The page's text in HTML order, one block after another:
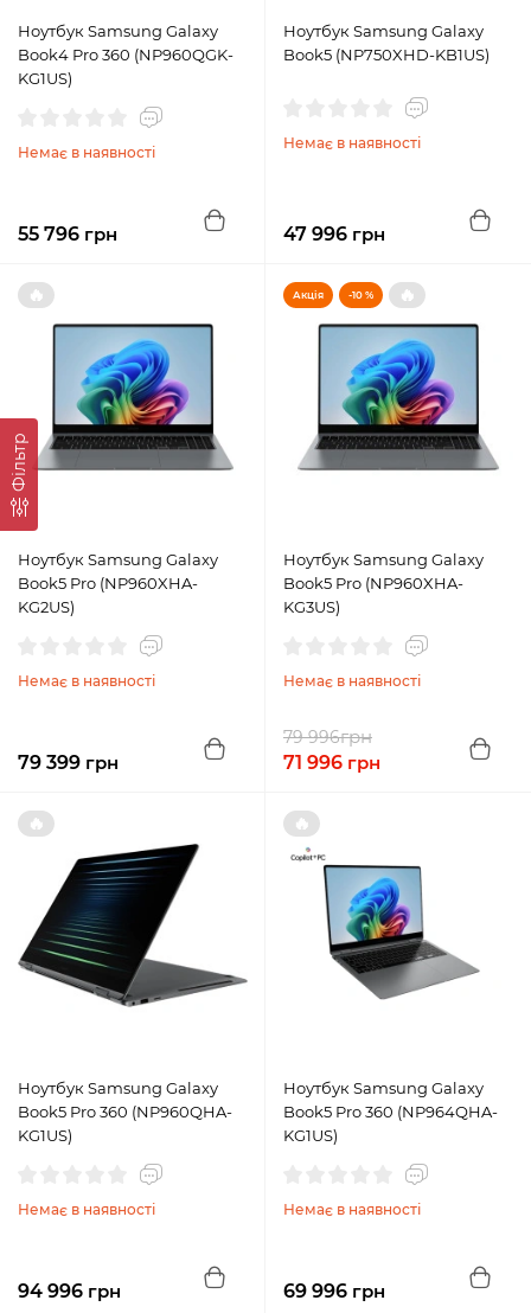
Фільтр
Ноутбук Samsung Galaxy
Book4 Pro 360 (NP960QGK-
KG1US)
Немає в наявності
55 796 грн
Ноутбук Samsung Galaxy
Book5 (NP750XHD-KB1US)
Немає в наявності
47 996 грн
🔥
Ноутбук Samsung Galaxy
Book5 Pro (NP960XHA-
KG2US)
Немає в наявності
79 399 грн
Акція -10 % 🔥
Ноутбук Samsung Galaxy
Book5 Pro (NP960XHA-
KG3US)
Немає в наявності
79 996грн
71 996 грн
🔥
Ноутбук Samsung Galaxy
Book5 Pro 360 (NP960QHA-
KG1US)
Немає в наявності
94 996 грн
🔥
Ноутбук Samsung Galaxy
Book5 Pro 360 (NP964QHA-
KG1US)
Немає в наявності
69 996 грн